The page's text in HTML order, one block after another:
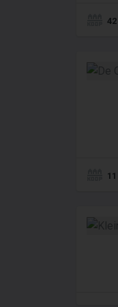
42
11